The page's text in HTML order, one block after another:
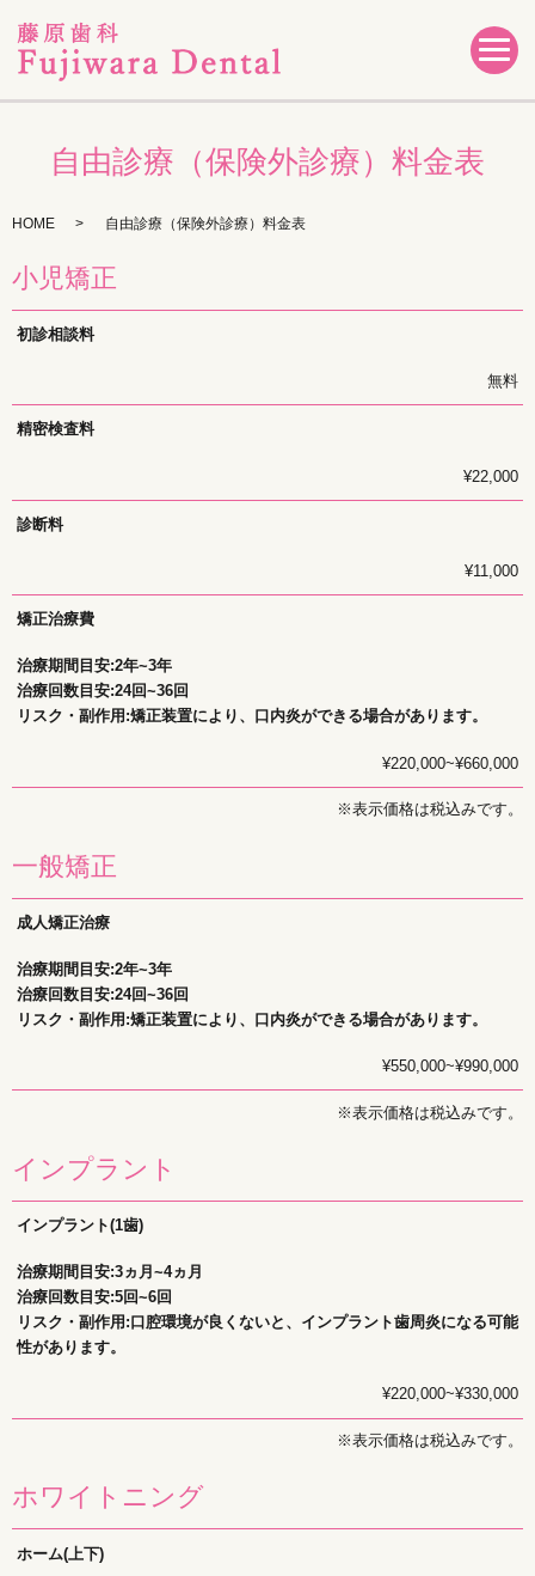
自由診療（保険外診療）料金表
HOME 自由診療（保険外診療）料金表
小児矯正
初診相談料
無料
精密検査料
¥22,000
診断料
¥11,000
矯正治療費
治療期間目安:2年~3年
治療回数目安:24回~36回
リスク・副作用:矯正装置により、口内炎ができる場合があります。
¥220,000~¥660,000
※表示価格は税込みです。
一般矯正
成人矯正治療
治療期間目安:2年~3年
治療回数目安:24回~36回
リスク・副作用:矯正装置により、口内炎ができる場合があります。
¥550,000~¥990,000
※表示価格は税込みです。
インプラント
インプラント(1歯)
治療期間目安:3ヵ月~4ヵ月
治療回数目安:5回~6回
リスク・副作用:口腔環境が良くないと、インプラント歯周炎になる可能
性があります。
¥220,000~¥330,000
※表示価格は税込みです。
ホワイトニング
ホーム(上下)